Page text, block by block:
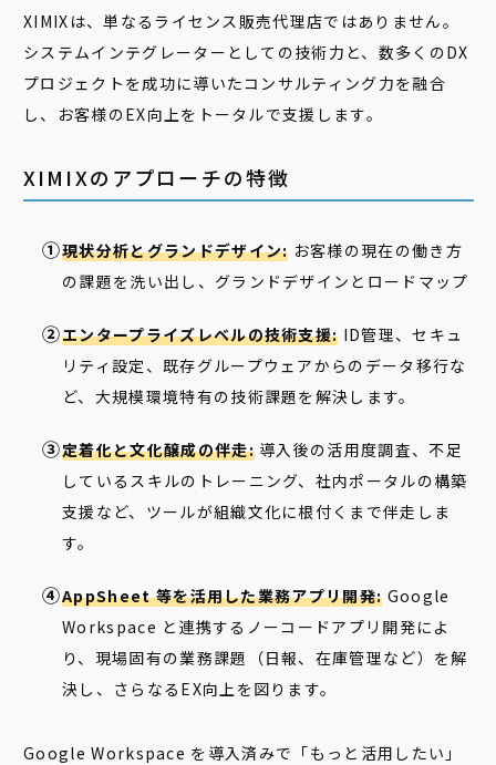
XIMIXは、単なるライセンス販売代理店ではありません。
システムインテグレーターとしての技術力と、数多くのDX
プロジェクトを成功に導いたコンサルティング力を融合
し、お客様のEX向上をトータルで支援します。
XIMIXのアプローチの特徴
現状分析とグランドデザイン: お客様の現在の働き方
の課題を洗い出し、グランドデザインとロードマップ
エンタープライズレベルの技術支援: ID管理、セキュ
リティ設定、既存グループウェアからのデータ移行な
ど、大規模環境特有の技術課題を解決します。
定着化と文化醸成の伴走:導入後の活用度調査、不足
しているスキルのトレーニング、社内ポータルの構築
支援など、ツールが組織文化に根付くまで伴走しま
す。
AppSheet 等を活用した業務アプリ開発: Google
Workspace と連携するノーコードアプリ開発によ
り、現場固有の業務課題（日報、在庫管理など）を解
決し、さらなるEX向上を図ります。
Google Workspace を導入済みで「もっと活用したい」